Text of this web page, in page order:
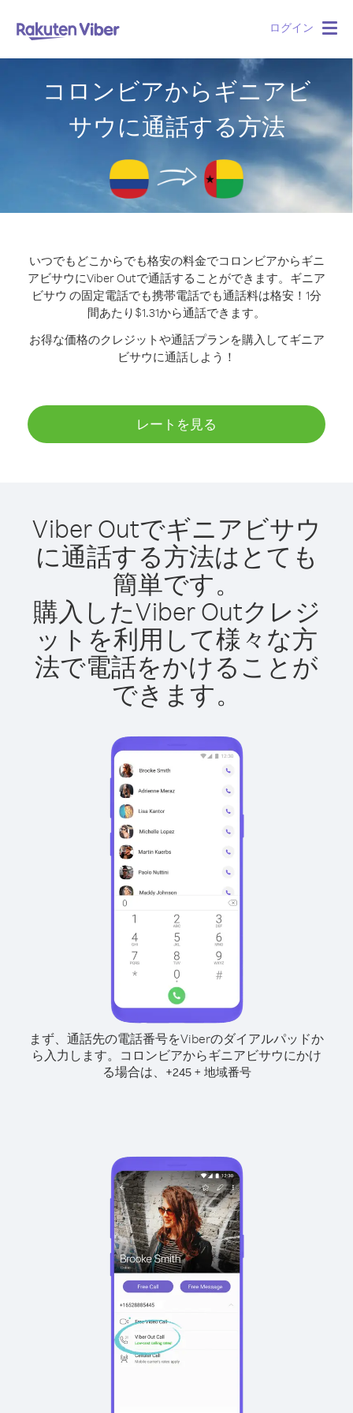
ログイン
コロンビアからギニアビ
サウに通話する方法
いつでもどこからでも格安の料金でコロンビアからギニ
アビサウにViber Outで通話することができます。 ギニア
ビサウ の固定電話でも携帯電話でも通話料は格安！1分
間あたり$1.31から通話できます。
お得な価格のクレジットや通話プランを購入してギニア
ビサウに通話しよう！
レートを見る
Viber Outでギニアビサウ
に通話する方法はとても
簡単です。
購入したViber Outクレジ
ットを利用して様々な方
法で電話をかけることが
できます。
まず、通話先の電話番号をViberのダイアルパッドか
ら入力します。 コロンビアからギニアビサウにかけ
る場合は、
+245+ 地域番号